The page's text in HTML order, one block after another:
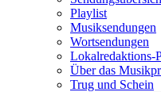
Playlist
Musiksendungen
Wortsendungen
Lokalredaktions-
Über das
Trug und Schein